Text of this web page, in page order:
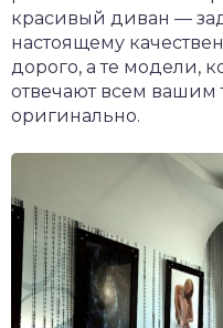
красивый диван —
настоящему
дорого, а те модели,
отвечают всем вашим
оригинально.